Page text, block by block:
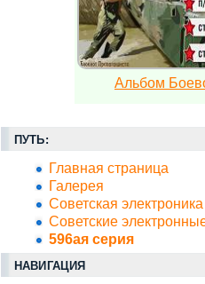
Альбом
ПУТЬ:
Главная страница
Галерея
Советская электроника
Советские
596ая серия
НАВИГАЦИЯ